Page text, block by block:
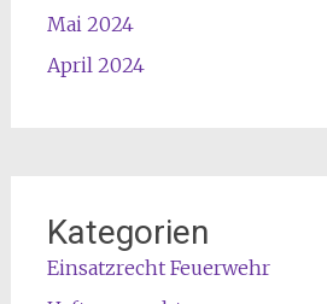
Mai 2024
April 2024
Kategorien
Einsatzrecht Feuerwehr